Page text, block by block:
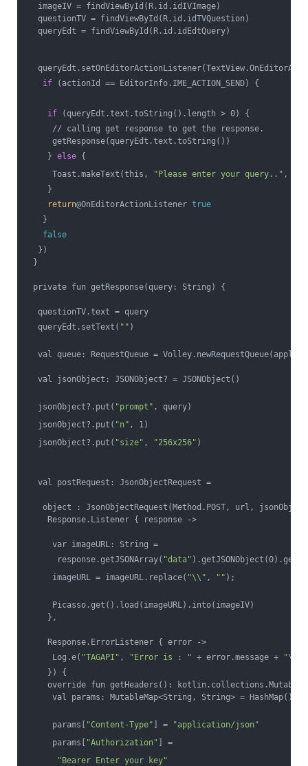
imageIV = findViewById(R.id.idIVImage)
questionTV = findViewById(R.id.idTVQuestion)
queryEdt = findViewById(R.id.idEdtQuery)
if (actionId == EditorInfo.IME_ACTION_SEND) {
if (queryEdt.text.toString().length > 0) {
// calling get response to get the response.
getResponse(queryEdt.text.toString())
} else {
Toast.makeText(this,
"Please enter your query.." ,
}
return@OnEditorActionListener true
}
false
})
}
private fun getResponse(query: String) {
questionTV.text = query
queryEdt.setText( "" )
val queue: RequestQueue =
val jsonObject: JSONObject? = JSONObject()
jsonObject?.put( "prompt" , query)
jsonObject?.put( "n" , 1)
jsonObject?.put( "size" , "256x256" )
val postRequest: JsonObjectRequest =
object : JsonObjectRequest(Method.POST, url,
Response.Listener { response ->
var imageURL: String =
response.getJSONArray( "data"
imageURL = imageURL.replace( "\\" , "" );
Picasso.get().load(imageURL).into(imageIV)
},
Response.ErrorListener { error ->
Log.e( "TAGAPI" , "Error is : " + error.message + "\n"
}) {
override fun getHeaders():
val params: MutableMap<String, String> = HashMap()
params[ "Content-Type" ] =
"application/json"
params[ "Authorization" ] =
"Bearer Enter your key"